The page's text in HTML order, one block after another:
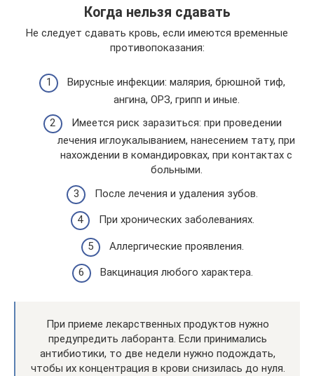
Когда нельзя сдавать
Не следует сдавать кровь, если имеются временные
противопоказания:
Вирусные инфекции: малярия, брюшной тиф,
ангина, ОРЗ, грипп и иные.
Имеется риск заразиться: при проведении
лечения иглоукалыванием, нанесением тату, при
нахождении в командировках, при контактах с
больными.
После лечения и удаления зубов.
При хронических заболеваниях.
Аллергические проявления.
Вакцинация любого характера.
При приеме лекарственных продуктов нужно
предупредить лаборанта. Если принимались
антибиотики, то две недели нужно подождать,
чтобы их концентрация в крови снизилась до нуля.